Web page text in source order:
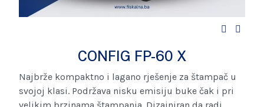
CONFIG FP-60 X
Najbrže kompaktno i lagano rješenje za štampač u
svojoj klasi. Podržava nisku emisiju buke čak i pri